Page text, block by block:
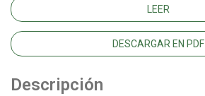
LEER
DESCARGAR EN PDF
Descripción